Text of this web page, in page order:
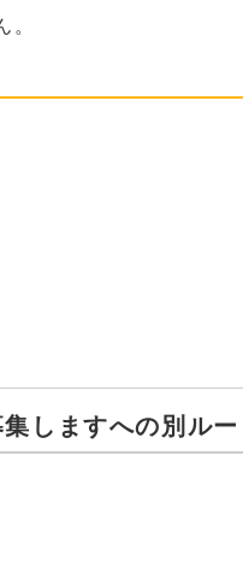
。
しますへの別ルー